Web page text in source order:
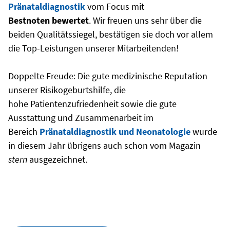
Pränataldiagnostikvom Focus mit
Bestnoten bewertet. Wir freuen uns sehr über die
beiden Qualitätssiegel, bestätigen sie doch vor allem
die Top-Leistungen unserer Mitarbeitenden!
Doppelte Freude: Die gute medizinische Reputation
unserer Risikogeburtshilfe, die
hohe Patientenzufriedenheit sowie die gute
Ausstattung und Zusammenarbeit im
Bereich Pränataldiagnostik und Neonatologiewurde
in diesem Jahr übrigens auch schon vom Magazin
stern ausgezeichnet.